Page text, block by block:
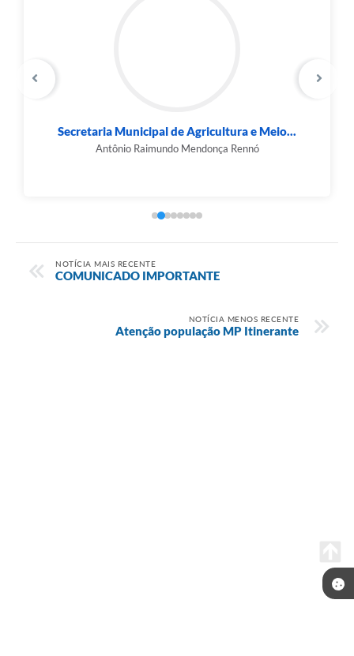
Secretaria Municipal de Agricultura e Meio...
Antônio Raimundo Mendonça Rennó
NOTÍCIA MAIS RECENTE
COMUNICADO IMPORTANTE
NOTÍCIA MENOS RECENTE
Atenção população MP Itinerante